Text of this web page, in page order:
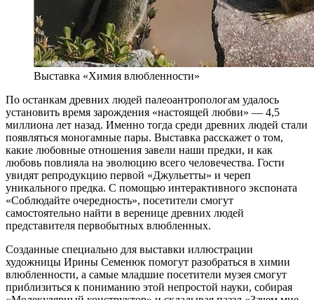
Выставка «Химия влюбленности»
По останкам древних людей палеоантропологам удалось
установить время зарождения «настоящей любви» — 4,5
миллиона лет назад. Именно тогда среди древних людей стали
появляться моногамные пары. Выставка расскажет о том,
какие любовные отношения завели наши предки, и как
любовь повлияла на эволюцию всего человечества. Гости
увидят репродукцию первой «Джульетты» и череп
уникального предка. С помощью интерактивного экспоната
«Соблюдайте очередность», посетители смогут
самостоятельно найти в веренице древних людей
представителя первобытных влюбленных.
Созданные специально для выставки иллюстрации
художницы Ирины Семенюк помогут разобраться в химии
влюбленности, а самые младшие посетители музея смогут
приблизиться к пониманию этой непростой науки, собирая